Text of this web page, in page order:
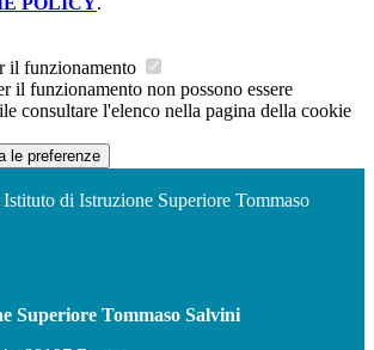
il funzionamento
il funzionamento non possono essere
consultare l'elenco nella pagina della cookie
le preferenze
Istituto di Istruzione Superiore Tommaso
Superiore Tommaso Salvini